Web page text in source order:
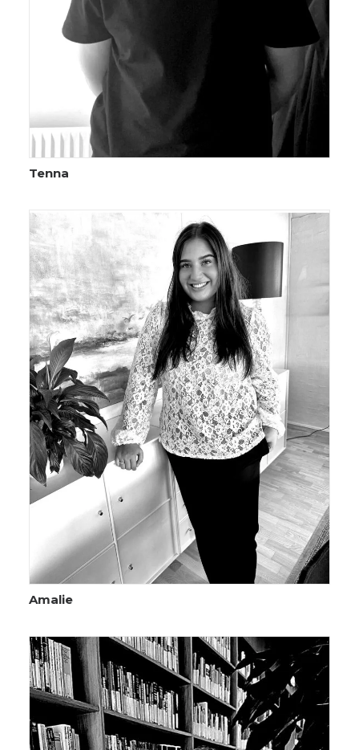
Tenna
Amalie